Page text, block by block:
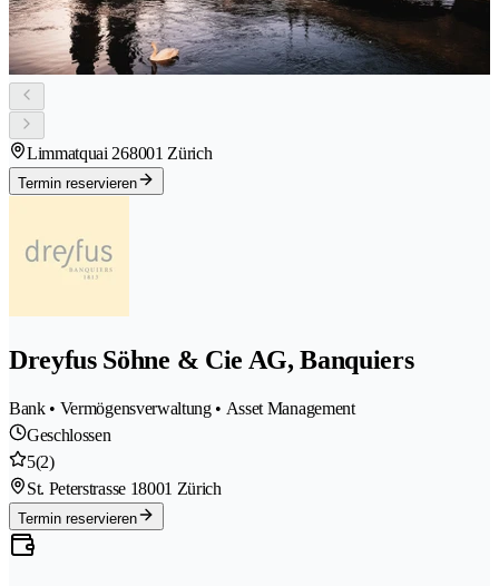
Limmatquai 268001 Zürich
Termin reservieren
Dreyfus Söhne & Cie AG, Banquiers
Bank • Vermögensverwaltung • Asset Management
Geschlossen
5(2)
St. Peterstrasse 18001 Zürich
Termin reservieren